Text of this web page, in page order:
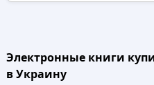
Электронные книги
в Украину